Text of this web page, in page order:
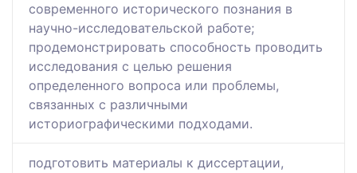
современного исторического познания в
научно-исследовательской работе;
продемонстрировать способность проводить
исследования с целью решения
определенного вопроса или проблемы,
связанных с различными
историографическими подходами.
подготовить материалы к диссертации,